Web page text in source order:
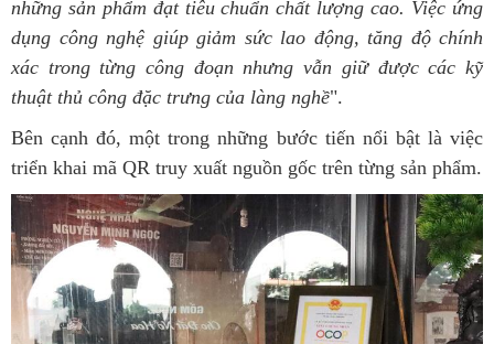
những sản phẩm đạt tiêu chuẩn chất lượng cao. Việc ứng
dụng công nghệ giúp giảm sức lao động, tăng độ chính
xác trong từng công đoạn nhưng vẫn giữ được các kỹ
thuật thủ công đặc trưng của làng nghề".
Bên cạnh đó, một trong những bước tiến nổi bật là việc
triển khai mã QR truy xuất nguồn gốc trên từng sản phẩm.